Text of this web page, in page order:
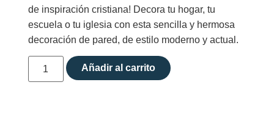
de inspiración cristiana! Decora tu hogar, tu
escuela o tu iglesia con esta sencilla y hermosa
decoración de pared, de estilo moderno y actual.
Añadir al carrito